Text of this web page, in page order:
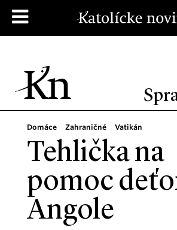
Domáce Zahraničné Vatikán
Tehlička na
pomoc
Angole